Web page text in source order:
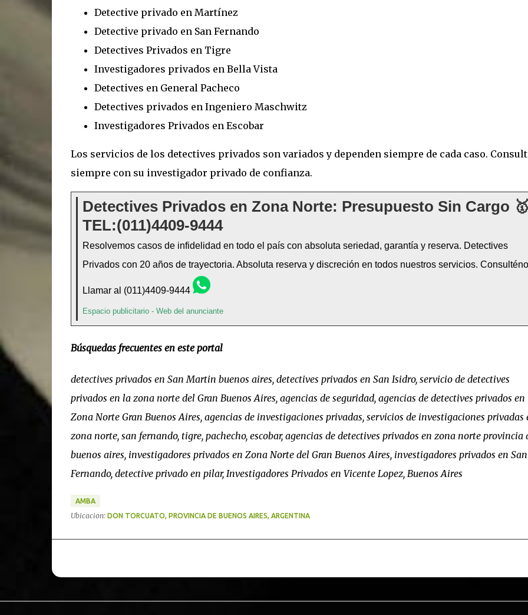
Detective privado en Martínez
Detective privado en San Fernando
Detectives Privados en Tigre
Investigadores privados en Bella Vista
Detectives en General Pacheco
Detectives privados en Ingeniero Maschwitz
Investigadores Privados en Escobar
Los servicios de los detectives privados son variados y dependen siempre de cada caso.
siempre con su investigador privado de confianza.
Detectives Privados en Zona Norte: Presupuesto Sin Cargo
TEL:(011)4409-9444
Resolvemos casos de infidelidad en todo el país con absoluta seriedad, garantía y reserva. Detectives
Privados con 20 años de trayectoria. Absoluta reserva y discreción en todos nuestros servicios.
Llamar al (011)4409-9444
Espacio publicitario - Web del anunciante
Búsquedas frecuentes en este portal
detectives privados en San Martin buenos aires, detectives privados en San Isidro, servicio de detectives
privados en la zona norte del Gran Buenos Aires, agencias de seguridad, agencias de detectives privados en
Zona Norte Gran Buenos Aires, agencias de investigaciones privadas, servicios de investigaciones privadas
zona norte, san fernando, tigre, pachecho, escobar, agencias de detectives privados en zona norte provincia
buenos aires, investigadores privados en Zona Norte del Gran Buenos Aires, investigadores privados en San
Fernando, detective privado en pilar, Investigadores Privados en Vicente Lopez, Buenos Aires
AMBA
Ubicacion: DON TORCUATO, PROVINCIA DE BUENOS AIRES, ARGENTINA